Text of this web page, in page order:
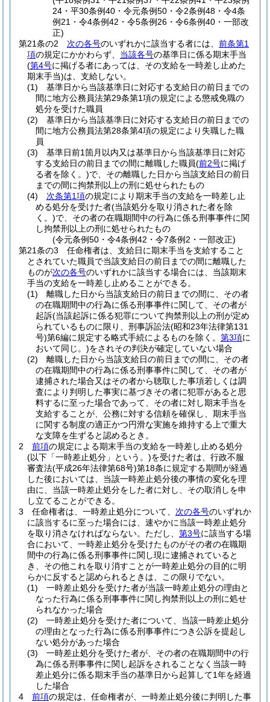
24・平30条例40・令元条例50・令2条例48・令4条
例21・令4条例42・令5条例26・令6条例40・一部改
正)
第21条の2
次の各号のいずれかに該当する者には、 前条第1
項の規定にかかわらず、 当該各号の基準日に係る期末手当
(第4号に掲げる者にあっては、その支給を一時差し止めた
期末手当)は、支給しない。
(1)
基準日から当該基準日に対応する支給日の前日までの
間に地方公務員法第29条第1項の規定による懲戒免職の
処分を受けた職員
(2)
基準日から当該基準日に対応する支給日の前日までの
間に地方公務員法第28条第4項の規定により失職した職
員
(3)
基準日前1箇月以内又は基準日から当該基準日に対応
する支給日の前日までの間に離職した職員(前2号に掲げ
る者を除く。)で、その離職した日から当該支給日の前日
までの間に拘禁刑以上の刑に処せられたもの
(4)
次条第1項の規定により期末手当の支給を一時差し止
める処分を受けた者(当該処分を取り消された者を除
く。)で、その者の在職期間中の行為に係る刑事事件に関
し拘禁刑以上の刑に処せられたもの
(令元条例50・令4条例42・令7条例2・一部改正)
第21条の3
任命権者は、支給日に期末手当を支給すること
とされていた職員で当該支給日の前日までの間に離職した
ものが次の各号のいずれかに該当する場合には、当該期末
手当の支給を一時差し止めることができる。
(1)
離職した日から当該支給日の前日までの間に、その者
の在職期間中の行為に係る刑事事件に関して、その者が
起訴(当該起訴に係る犯罪について拘禁刑以上の刑が定め
られているものに限り、刑事訴訟法(昭和23年法律第131
号)第6編に規定する略式手続によるものを除く。 第3項に
おいて同じ。)をされその判決が確定していない場合
(2)
離職した日から当該支給日の前日までの間に、その者
の在職期間中の行為に係る刑事事件に関して、その者が
逮捕された場合又はその者から聴取した事項若しくは調
査により判明した事実に基づきその者に犯罪があると思
料するに至った場合であって、その者に対し期末手当を
支給することが、公務に対する信頼を確保し、期末手当
に関する制度の適正かつ円滑な実施を維持する上で重大
な支障を生ずると認めるとき。
2
前項の規定による期末手当の支給を一時差し止める処分
(以下「一時差止処分」という。)を受けた者は、行政不服
審査法(平成26年法律第68号)第18条に規定する期間が経過
した後においては、当該一時差止処分後の事情の変化を理
由に、当該一時差止処分をした者に対し、その取消しを申
し立てることができる。
3
任命権者は、一時差止処分について、 次の各号のいずれか
に該当するに至った場合には、速やかに当該一時差止処分
を取り消さなければならない。 ただし、 第3号に該当する場
合において、一時差止処分を受けたものがその者の在職期
間中の行為に係る刑事事件に関し現に逮捕されていると
き、その他これを取り消すことが一時差止処分の目的に明
らかに反すると認められるときは、この限りでない。
(1)
一時差止処分を受けた者が当該一時差止処分の理由と
なった行為に係る刑事事件に関し拘禁刑以上の刑に処せ
られなかった場合
(2)
一時差止処分を受けた者について、当該一時差止処分
の理由となった行為に係る刑事事件につき公訴を提起し
ない処分があった場合
(3)
一時差止処分を受けた者が、その者の在職期間中の行
為に係る刑事事件に関し起訴をされることなく当該一時
差止処分に係る期末手当の基準日から起算して1年を経過
した場合
4
前項の規定は、任命権者が、一時差止処分後に判明した事